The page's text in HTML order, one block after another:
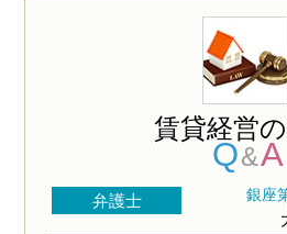
賃貸経営
Q&A
弁護士 銀座